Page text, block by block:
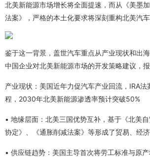
北美新能源市场增长将全面提速，而从《美墨
法案》，严格的本土化要求将深刻重构北美汽车
鉴于这一背景，盖世汽车重点从产业现状和出
中国企业对北美新能源市场的开发策略建议，报
产业现状：美国近年力促汽车产业回流，IRA
程，2030年北美新能源渗透率预计突破50%
• 地缘层面：北美三国优势互补，基于《北美
协定》、《通胀削减法案》等形成了贸易、经
• 供应链趋势：美国主导首次将劳工标准与原产